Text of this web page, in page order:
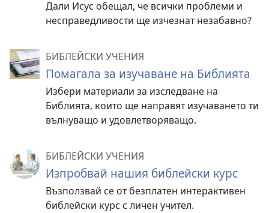
Дали Исус обещал, че всички проблеми и
несправедливости ще изчезнат незабавно?
БИБЛЕЙСКИ УЧЕНИЯ
Помагала за изучаване на Библията
Избери материали за изследване на
Библията, които ще направят изучаването ти
вълнуващо и удовлетворяващо.
БИБЛЕЙСКИ УЧЕНИЯ
Изпробвай нашия библейски курс
Възползвай се от безплатен интерактивен
библейски курс с личен учител.